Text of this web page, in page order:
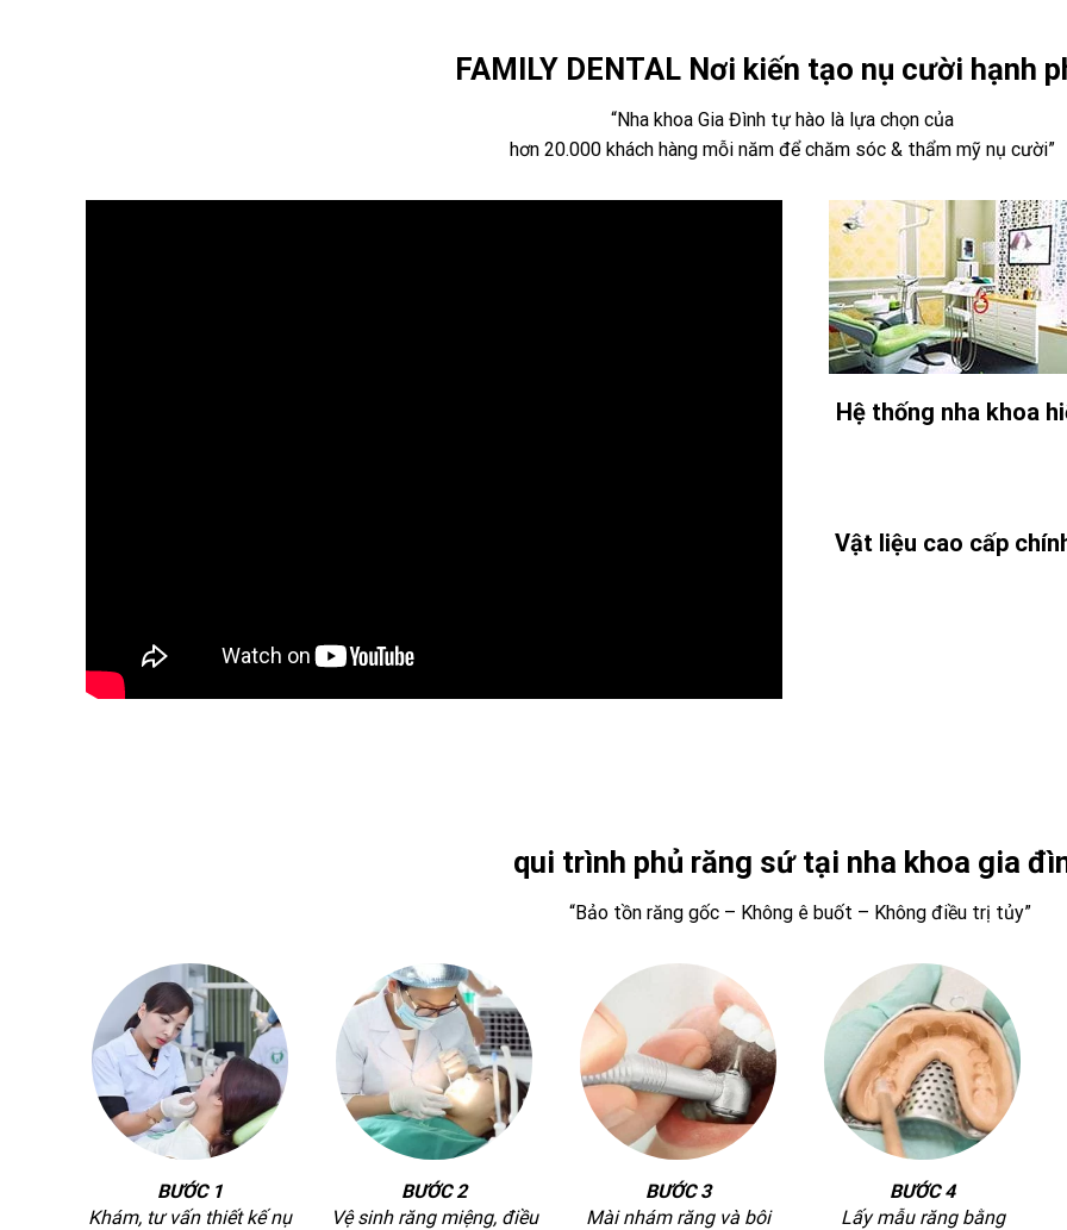
FAMILY DENTAL Nơi kiến tạo nụ cười hạnh
“Nha khoa Gia Đình tự hào là lựa chọn của
hơn 20.000 khách hàng mỗi năm để chăm sóc & thẩm mỹ nụ cười”
Hệ thống nha khoa
Vật liệu cao cấp
qui trình phủ răng sứ tại nha khoa gia
“Bảo tồn răng gốc – Không ê buốt – Không điều trị tủy”
BƯỚC 1
Khám, tư vấn thiết kế nụ
BƯỚC 2
Vệ sinh răng miệng, điều
BƯỚC 3
Mài nhám răng và bôi
BƯỚC 4
Lấy mẫu răng bằng